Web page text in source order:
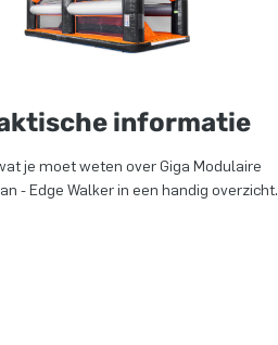
van hun
een gat
een zeer
informatie
je moet weten over Giga Modulaire
- Edge Walker in een handig overzicht.